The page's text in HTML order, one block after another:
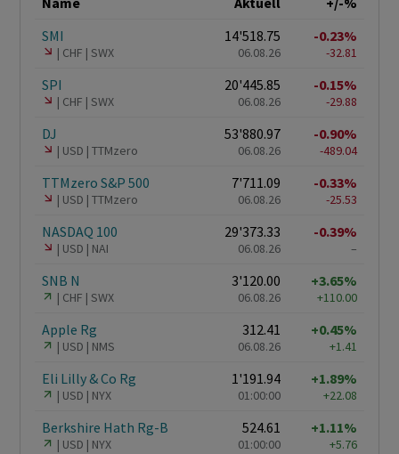
SMI
CHF SWX
14'518.75
06.08.26
-0.23%
-32.81
SPI
CHF SWX
20'445.85
06.08.26
-0.15%
-29.88
DJ
USD TTMzero
53'880.97
06.08.26
-0.90%
-489.04
TTMzero S&P 500
USD TTMzero
7'711.09
06.08.26
-0.33%
-25.53
NASDAQ 100
USD NAI
29'373.33
06.08.26
-0.39%
–
SNB N
CHF SWX
3'120.00
06.08.26
+3.65%
+110.00
Apple Rg
USD NMS
312.41
06.08.26
+0.45%
+1.41
Eli Lilly & Co Rg
USD NYX
1'191.94
01:00:00
+1.89%
+22.08
Berkshire Hath Rg-B
USD NYX
524.61
01:00:00
+1.11%
+5.76